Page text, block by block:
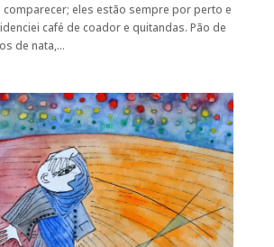
eles estão sempre por perto e
café de coador e quitandas. Pão de
de nata,...